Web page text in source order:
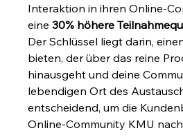
Interaktion in ihren Online-
eine 30% höhere
Der Schlüssel liegt darin,
bieten, der über das reine
hinausgeht und deine
lebendigen Ort des
entscheidend, um die
Online-Community KMU